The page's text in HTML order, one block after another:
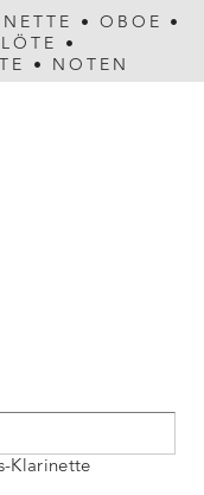
• OBOE
•
•
• NOTEN
Klarinette